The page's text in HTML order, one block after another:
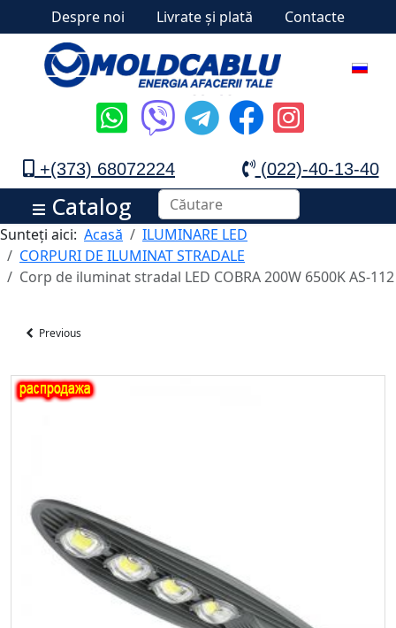
Despre noi Livrate și plată Contacte
+(373) 68072224 (022)-40-13-40
Catalog
Sunteți aici: Acasă
ILUMINARE LED
CORPURI DE ILUMINAT STRADALE
Corp de iluminat stradal LED COBRA 200W 6500K AS-112
Previous